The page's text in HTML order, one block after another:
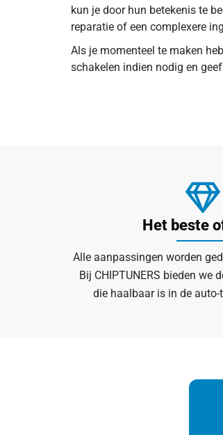
kun je door hun betekenis te
reparatie of een complexere
Als je momenteel te maken
schakelen indien nodig en
Het beste
Alle aanpassingen worden
Bij CHIPTUNERS bieden we
die haalbaar is in de